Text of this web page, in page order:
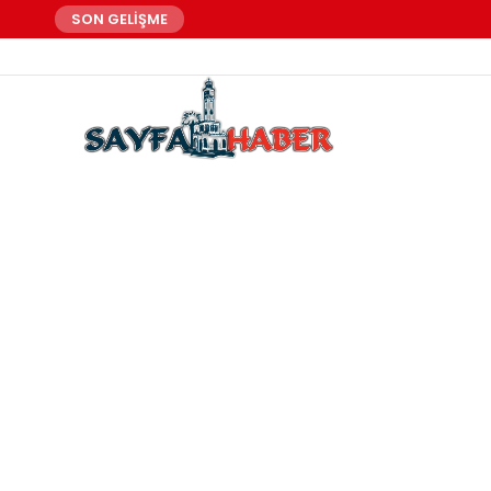
SON GELİŞME